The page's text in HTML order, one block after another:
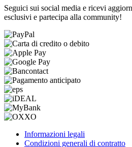
Seguici sui social media e ricevi
esclusivi e partecipa alla community!
Informazioni legali
Condizioni generali di contratto